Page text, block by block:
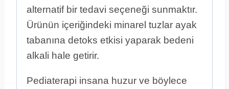
alternatif bir tedavi seçeneği sunmaktır.
Ürünün içeriğindeki minarel tuzlar ayak
tabanına detoks etkisi yaparak bedeni
alkali hale getirir.
Pediaterapi insana huzur ve böylece